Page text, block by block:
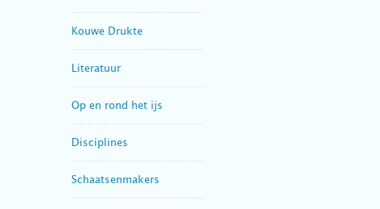
Kouwe Drukte
Literatuur
Op en rond het ijs
Disciplines
Schaatsenmakers